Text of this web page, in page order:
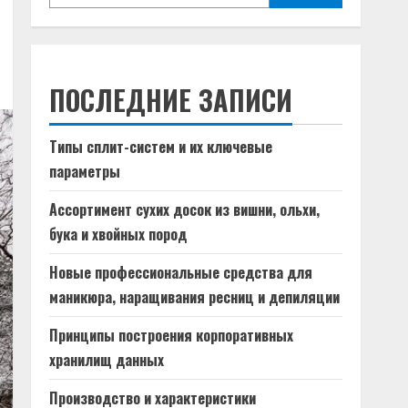
ПОСЛЕДНИЕ ЗАПИСИ
Типы сплит-систем и их ключевые
параметры
Ассортимент сухих досок из вишни, ольхи,
бука и хвойных пород
Новые профессиональные средства для
маникюра, наращивания ресниц и депиляции
Принципы построения корпоративных
хранилищ данных
Производство и характеристики